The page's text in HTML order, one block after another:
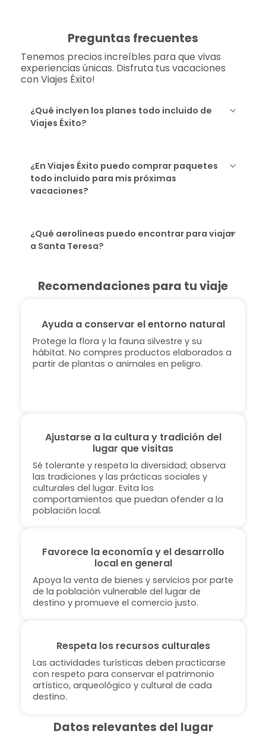
Preguntas frecuentes
Tenemos precios increíbles para que vivas
experiencias únicas. Disfruta tus vacaciones
con Viajes Éxito!
¿Qué inclyen los planes todo incluido de
Viajes Éxito?
¿En Viajes Éxito puedo comprar paquetes
todo incluido para mis próximas
vacaciones?
¿Qué aerolíneas puedo encontrar para viajar
a Santa Teresa?
Recomendaciones para tu viaje
Ayuda a conservar el entorno natural
Protege la flora y la fauna silvestre y su
hábitat. No compres productos elaborados a
partir de plantas o animales en peligro.
Ajustarse a la cultura y tradición del
lugar que visitas
Sé tolerante y respeta la diversidad; observa
las tradiciones y las prácticas sociales y
culturales del lugar. Evita los
comportamientos que puedan ofender a la
población local.
Favorece la economía y el desarrollo
local en general
Apoya la venta de bienes y servicios por parte
de la población vulnerable del lugar de
destino y promueve el comercio justo.
Respeta los recursos culturales
Las actividades turísticas deben practicarse
con respeto para conservar el patrimonio
artístico, arqueológico y cultural de cada
destino.
Datos relevantes del lugar